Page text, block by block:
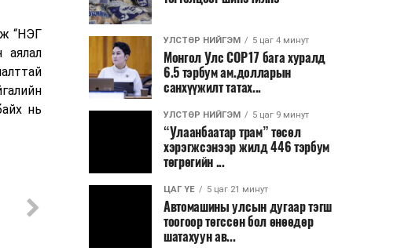
“НЭГ
нь
УЛСТӨР НИЙГЭМ 5 цаг 4 минут
Монгол Улс COP17 бага хуралд
6.5 тэрбум ам.долларын
санхүүжилт татах...
УЛСТӨР НИЙГЭМ 5 цаг 9 минут
“Улаанбаатар трам” төсөл
хэрэгжсэнээр жилд 446 тэрбум
төгрөгийн ...
ЦАГ ҮЕ 5 цаг 21 минут
Автомашины улсын дугаар тэгш
тоогоор төгссөн бол өнөөдөр
шатахуун ав...